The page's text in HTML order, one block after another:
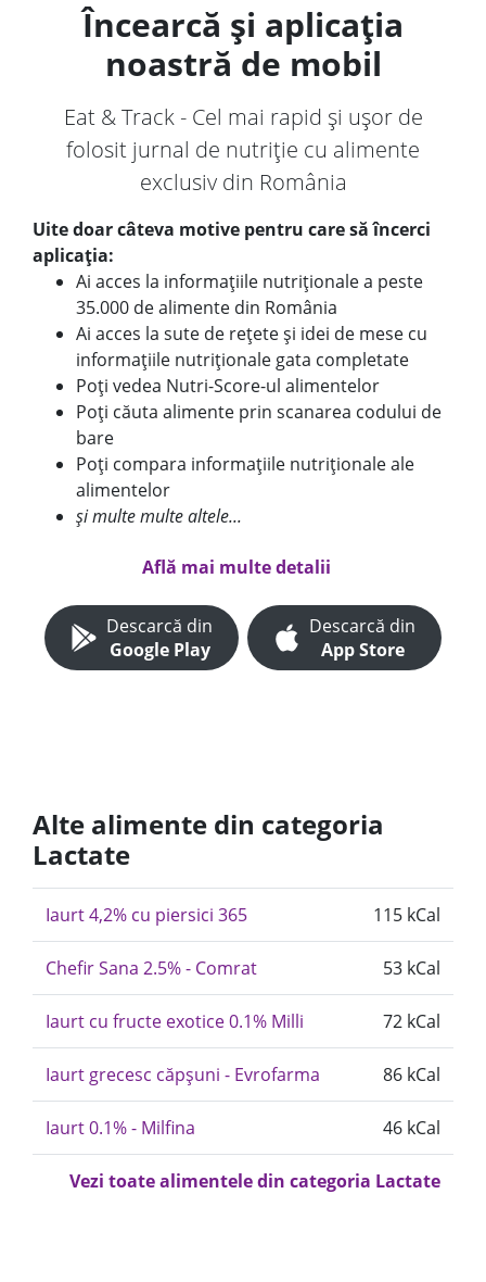
Încearcă și aplicația
noastră de mobil
Eat & Track - Cel mai rapid și ușor de
folosit jurnal de nutriție cu alimente
exclusiv din România
Uite doar câteva motive pentru care să încerci
aplicația:
Ai acces la informațiile nutriționale a peste
35.000 de alimente din România
Ai acces la sute de rețete și idei de mese cu
informațiile nutriționale gata completate
Poți vedea Nutri-Score-ul alimentelor
Poți căuta alimente prin scanarea codului de
bare
Poți compara informațiile nutriționale ale
alimentelor
și multe multe altele...
Află mai multe detalii
Descarcă din
Google Play
Descarcă din
App Store
Alte alimente din categoria
Lactate
Iaurt 4,2% cu piersici 365 115 kCal
Chefir Sana 2.5% - Comrat 53 kCal
Iaurt cu fructe exotice 0.1% Milli 72 kCal
Iaurt grecesc căpșuni - Evrofarma 86 kCal
Iaurt 0.1% - Milfina 46 kCal
Vezi toate alimentele din categoria Lactate